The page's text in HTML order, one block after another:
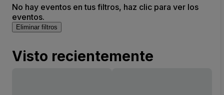
No hay eventos en tus filtros, haz clic para ver los
eventos.
Eliminar filtros
Visto recientemente